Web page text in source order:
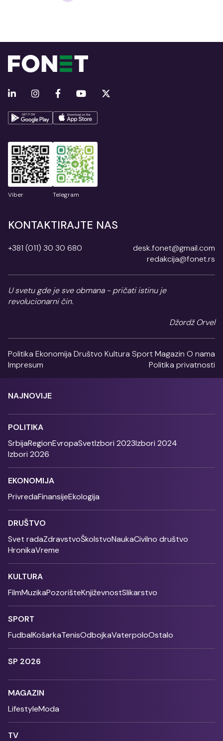
Viber Telegram
KONTAKTIRAJTE NAS
+381 (011) 30 30 680
desk.fonet@gmail.com
redakcija@fonet.rs
U svetu gde je sve obmana - pričati istinu je
revolucionarni čin.
Džordž Orvel
Politika Ekonomija Društvo Kultura SportMagazin O nama
Impresum
Politika privatnosti
NAJNOVIJE
POLITIKA
SrbijaRegionEvropaSvetIzbori 2023Izbori 2024
Izbori 2026
EKONOMIJA
PrivredaFinansijeEkologija
DRUŠTVO
Svet radaZdravstvoŠkolstvoNaukaCivilno društvo
HronikaVreme
KULTURA
FilmMuzikaPozorišteKnjiževnostSlikarstvo
SPORT
FudbalKošarkaTenisOdbojkaVaterpoloOstalo
SP 2026
MAGAZIN
LifestyleModa
TV